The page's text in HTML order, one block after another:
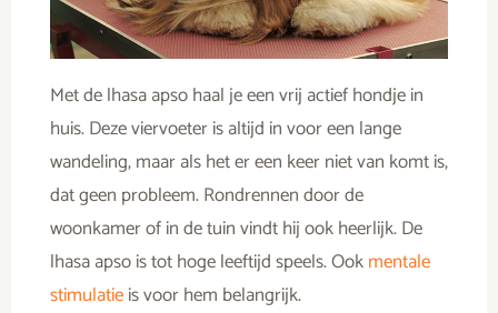
Met de lhasa apso haal je een vrij actief hondje in
huis. Deze viervoeter is altijd in voor een lange
wandeling, maar als het er een keer niet van komt is,
dat geen probleem. Rondrennen door de
woonkamer of in de tuin vindt hij ook heerlijk. De
lhasa apso is tot hoge leeftijd speels. Ookmentale
stimulatieis voor hem belangrijk.